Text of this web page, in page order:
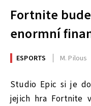
Fortnite
enormní
ESPORTS M. Pilous
Studio Epic si je
jejich hra Fortnite